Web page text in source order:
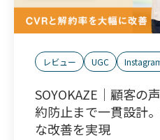
レビュー UGC
SOYOKAZE｜顧客の
約防止まで一貫設計
な改善を実現